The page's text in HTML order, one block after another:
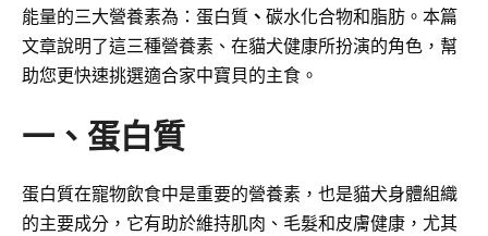
能量的三大營養素為：蛋白質 、 碳水化合物和脂肪。本篇
文章說明了這三種營養素、在貓犬健康所扮演的角色，幫
助您更快速挑選適合家中寶貝的主食。
一、蛋白質
蛋白質在寵物飲食中是重要的營養素，也是貓犬身體組織
的主要成分，它有助於維持肌肉、毛髮和皮膚健康，尤其